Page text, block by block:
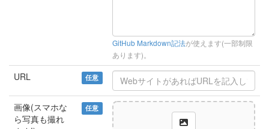
GitHub Markdown記法が使えます(一部制限
あります)。
URL 任意
画像(スマホな
ら写真も撮れ
任意